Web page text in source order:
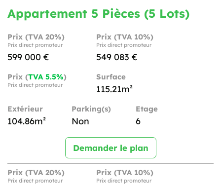
Appartement 5 Pièces (5 Lots)
Prix (TVA 20%)
Prix direct promoteur
599 000 €
Prix (TVA 10%)
Prix direct promoteur
549 083 €
Prix (TVA 5.5%)
Prix direct promoteur
Surface
115.21m²
Extérieur
104.86m²
Parking(s)
Non
Etage
6
Demander le plan
Prix (TVA 20%)
Prix direct promoteur
Prix (TVA 10%)
Prix direct promoteur